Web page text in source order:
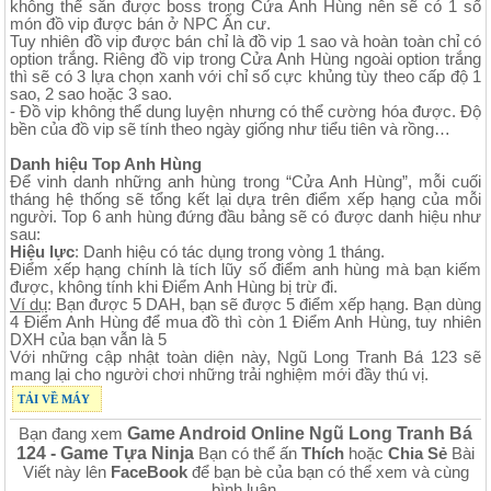
không thể săn được boss trong Cửa Anh Hùng nên sẽ có 1 số
món đồ vip được bán ở NPC Ẩn cư.
Tuy nhiên đồ vip được bán chỉ là đồ vip 1 sao và hoàn toàn chỉ có
option trắng. Riêng đồ vip trong Cửa Anh Hùng ngoài option trắng
thì sẽ có 3 lựa chọn xanh với chỉ số cực khủng tùy theo cấp độ 1
sao, 2 sao hoặc 3 sao.
- Đồ vip không thể dung luyện nhưng có thể cường hóa được. Độ
bền của đồ vip sẽ tính theo ngày giống như tiểu tiên và rồng…
Danh hiệu Top Anh Hùng
Để vinh danh những anh hùng trong “Cửa Anh Hùng”, mỗi cuối
tháng hệ thống sẽ tổng kết lại dựa trên điểm xếp hạng của mỗi
người. Top 6 anh hùng đứng đầu bảng sẽ có được danh hiệu như
sau:
Hiệu lực: Danh hiệu có tác dụng trong vòng 1 tháng.
Điểm xếp hạng chính là tích lũy số điểm anh hùng mà bạn kiếm
được, không tính khi Điểm Anh Hùng bị trừ đi.
Ví dụ: Bạn được 5 DAH, bạn sẽ được 5 điểm xếp hạng. Bạn dùng
4 Điểm Anh Hùng để mua đồ thì còn 1 Điểm Anh Hùng, tuy nhiên
DXH của bạn vẫn là 5
Với những cập nhật toàn diện này, Ngũ Long Tranh Bá 123 sẽ
mang lại cho người chơi những trải nghiệm mới đầy thú vị.
TẢI VỀ MÁY
Bạn đang xem Game Android Online Ngũ Long Tranh Bá
124 - Game Tựa Ninja Bạn có thể ấn Thích hoặc Chia Sẻ Bài
Viết này lên FaceBookđể bạn bè của bạn có thể xem và cùng